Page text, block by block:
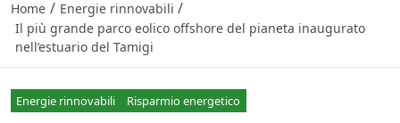
Home / Energie rinnovabili /
Il più grande parco eolico offshore del pianeta inaugurato
nell’estuario del Tamigi
Energie rinnovabili Risparmio energetico